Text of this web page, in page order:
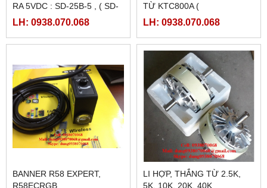
RA 5VDC : SD-25B-5 , ( SD-
25B-12, SD-25B-24)
LH: 0938.070.068
TỪ KTC800A (
24VDC/4AMPE)
LH: 0938.070.068
BANNER R58 EXPERT,
R58ECRGB
LI HỢP, THẮNG TỪ 2.5K,
5K, 10K, 20K, 40K